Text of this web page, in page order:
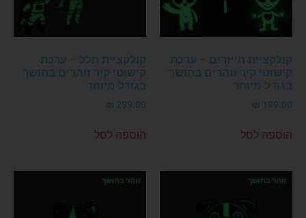
קולקציית חייזרים – ערכת
קישוטי קיר זוהרים בחושך
בגודל מיוחד
199.00
₪
הוספה לסל
קולקציית חלל – ערכת
קישוטי קיר זוהרים בחושך
בגודל מיוחד
299.00
₪
הוספה לסל